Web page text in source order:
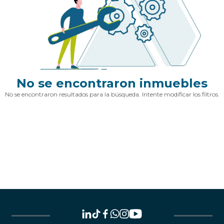
No se encontraron inmuebles
No se encontraron resultados para la búsqueda. Intente modificar los filtros.